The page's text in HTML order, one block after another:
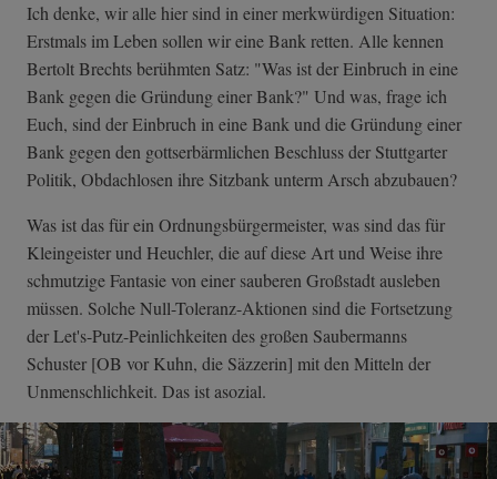
Ich denke, wir alle hier sind in einer merkwürdigen Situation:
Erstmals im Leben sollen wir eine Bank retten. Alle kennen
Bertolt Brechts berühmten Satz: "Was ist der Einbruch in eine
Bank gegen die Gründung einer Bank?" Und was, frage ich
Euch, sind der Einbruch in eine Bank und die Gründung einer
Bank gegen den gottserbärmlichen Beschluss der Stuttgarter
Politik, Obdachlosen ihre Sitzbank unterm Arsch abzubauen?
Was ist das für ein Ordnungsbürgermeister, was sind das für
Kleingeister und Heuchler, die auf diese Art und Weise ihre
schmutzige Fantasie von einer sauberen Großstadt ausleben
müssen. Solche Null-Toleranz-Aktionen sind die Fortsetzung
der Let's-Putz-Peinlichkeiten des großen Saubermanns
Schuster [OB vor Kuhn, die Säzzerin] mit den Mitteln der
Unmenschlichkeit. Das ist asozial.